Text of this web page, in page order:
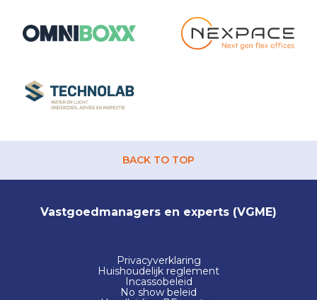
BACK TO TOP
Vastgoedmanagers en experts (VGME)
Privacyverklaring
Huishoudelijk reglement
Incassobeleid
No show beleid